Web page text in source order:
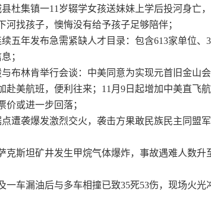
杜集镇一11岁辍学女孩送妹妹上学后投河身亡
河找孩子，懊悔没有给予孩子足够陪伴；
五年发布急需紧缺人才目录：包含613家单位、
；
布林肯举行会谈：中美同意为实现元首旧金山
赴美航班，便利往来；11月9日起增加中美直飞
价或进一步回落；
遭袭爆发激烈交火，袭击方果敢民族民主同盟
克斯坦矿井发生甲烷气体爆炸，事故遇难人数升
一车漏油后与多车相撞已致35死53伤，现场火光